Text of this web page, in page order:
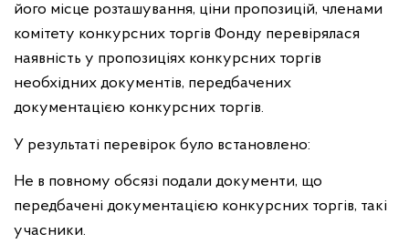
його місце розташування, ціни пропозицій, членами
комітету конкурсних торгів Фонду перевірялася
наявність у пропозиціях конкурсних торгів
необхідних документів, передбачених
документацією конкурсних торгів.
У результаті перевірок було встановлено:
Не в повному обсязі подали документи, що
передбачені документацією конкурсних торгів, такі
учасники.